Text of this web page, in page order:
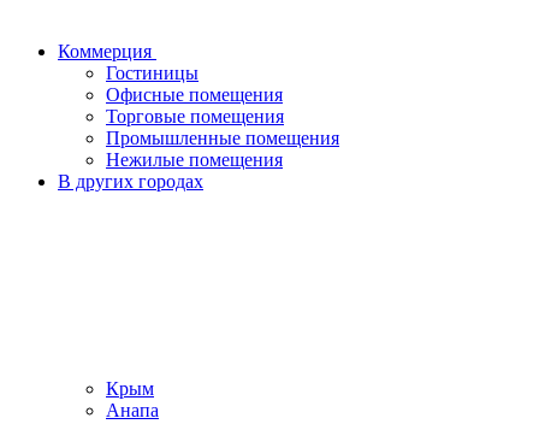
Коммерция
Гостиницы
Офисные помещения
Торговые помещения
Промышленные помещения
Нежилые помещения
В других городах
Крым
Анапа